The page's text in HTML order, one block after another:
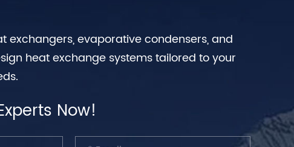
exchangers, evaporative condensers, and
heat exchange systems tailored to your
Now!